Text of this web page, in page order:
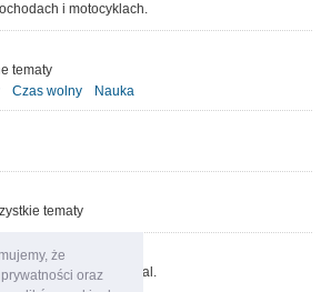
że
oraz
i motocyklach.
tematy
Czas wolny Nauka
tematy
które ulepszą portal.